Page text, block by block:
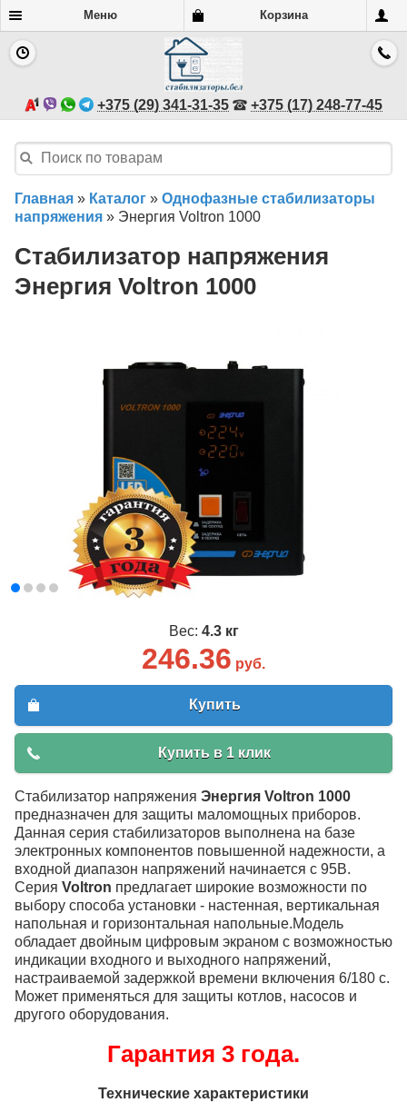
Меню Корзина
+375 (29) 341-31-35 +375 (17) 248-77-45
Главная » Каталог » Однофазные стабилизаторы
напряжения » Энергия Voltron 1000
Стабилизатор напряжения
Энергия Voltron 1000
Вес: 4.3 кг
246.36 руб.
Купить
Купить в 1 клик
Стабилизатор напряжения Энергия Voltron 1000
предназначен для защиты маломощных приборов.
Данная серия стабилизаторов выполнена на базе
электронных компонентов повышенной надежности, а
входной диапазон напряжений начинается с 95В.
Серия Voltron предлагает широкие возможности по
выбору способа установки - настенная, вертикальная
напольная и горизонтальная напольные.Модель
обладает двойным цифровым экраном с возможностью
индикации входного и выходного напряжений,
настраиваемой задержкой времени включения 6/180 с.
Может применяться для защиты котлов, насосов и
другого оборудования.
Гарантия 3 года.
Технические характеристики